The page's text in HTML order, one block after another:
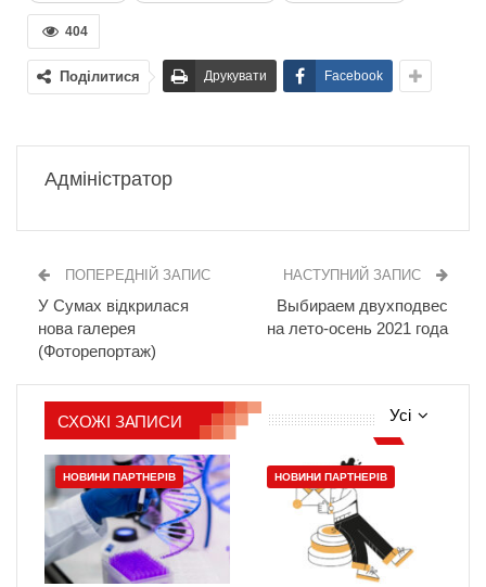
404
Поділитися Друкувати Facebook
Адміністратор
ПОПЕРЕДНІЙ ЗАПИС
У Сумах відкрилася
нова галерея
(Фоторепортаж)
НАСТУПНИЙ ЗАПИС
Выбираем двухподвес
на лето-осень 2021 года
Усі
СХОЖІ ЗАПИСИ
НОВИНИ ПАРТНЕРІВ НОВИНИ ПАРТНЕРІВ